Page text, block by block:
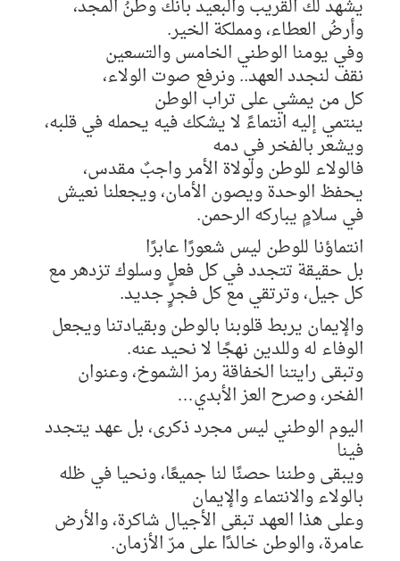
يشهد لك القريب والبعيد بأنك وطنُ المجد،
وأرضُ العطاء، ومملكة الخير.
وفي يومنا الوطني الخامس والتسعين
نقف لنجدد العهد.. ونرفع صوت الولاء،
كل من يمشي على تراب الوطن
ينتمي إليه انتماءً لا يشكك فيه يحمله في قلبه،
ويشعر بالفخر في دمه
فالولاء للوطن ولولاة الأمر واجبٌ مقدس،
يحفظ الوحدة ويصون الأمان، ويجعلنا نعيش
في سلامٍ يباركه الرحمن.
انتماؤنا للوطن ليس شعورًا عابرًا
بل حقيقة تتجدد في كل فعلٍ وسلوك تزدهر مع
كل جيل، وترتقي مع كل فجرٍ جديد.
والإيمان يربط قلوبنا بالوطن وبقيادتنا ويجعل
الوفاء له وللدين نهجًا لا نحيد عنه.
وتبقى رايتنا الخفاقة رمز الشموخ، وعنوان
الفخر، وصرح العز الأبدي…
اليوم الوطني ليس مجرد ذكرى، بل عهد يتجدد
فينا
ويبقى وطننا حصنًا لنا جميعًا، ونحيا في ظله
بالولاء والانتماء والإيمان
وعلى هذا العهد تبقى الأجيال شاكرة، والأرض
عامرة، والوطن خالدًا على مرّ الأزمان.